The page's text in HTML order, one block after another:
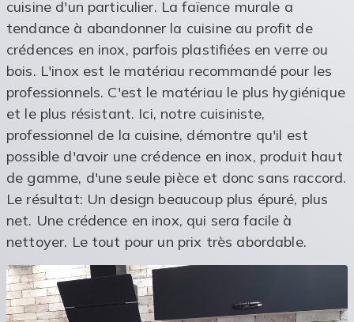
cuisine d'un particulier. La faïence murale a
tendance à abandonner la cuisine au profit de
crédences en inox, parfois plastifiées en verre ou
bois. L'inox est le matériau recommandé pour les
professionnels. C'est le matériau le plus hygiénique
et le plus résistant. Ici, notre cuisiniste,
professionnel de la cuisine, démontre qu'il est
possible d'avoir une crédence en inox, produit haut
de gamme, d'une seule pièce et donc sans raccord.
Le résultat: Un design beaucoup plus épuré, plus
net. Une crédence en inox, qui sera facile à
nettoyer. Le tout pour un prix très abordable.